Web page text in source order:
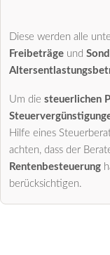
Diese werden alle
Freibeträge und
Um die steuerlichen
Hilfe eines
achten, dass der
Rentenbesteuerung
berücksichtigen.